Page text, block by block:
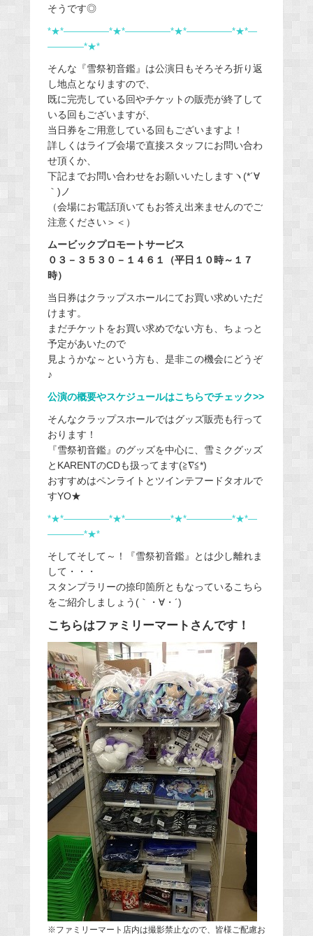
そうです◎
*★*―――――*★*―――――*★*―――――*★*―
――――*★*
そんな『雪祭初音鑑』は公演日もそろそろ折り返
し地点となりますので、
既に完売している回やチケットの販売が終了して
いる回もございますが、
当日券をご用意している回もございますよ！
詳しくはライブ会場で直接スタッフにお問い合わ
せ頂くか、
下記までお問い合わせをお願いいたしますヽ(*´∀
｀)ノ
（会場にお電話頂いてもお答え出来ませんのでご
注意ください＞＜）
ムービックプロモートサービス
０３－３５３０－１４６１（平日１０時～１７
時）
当日券はクラップスホールにてお買い求めいただ
けます。
まだチケットをお買い求めでない方も、ちょっと
予定があいたので
見ようかな～という方も、是非この機会にどうぞ
♪
公演の概要やスケジュールはこちらでチェック>>
そんなクラップスホールではグッズ販売も行って
おります！
『雪祭初音鑑』のグッズを中心に、雪ミクグッズ
とKARENTのCDも扱ってます(≧∇≦*)
おすすめはペンライトとツインテフードタオルで
すYO★
*★*―――――*★*―――――*★*―――――*★*―
――――*★*
そしてそして～！『雪祭初音鑑』とは少し離れま
して・・・
スタンプラリーの捺印箇所ともなっているこちら
をご紹介しましょう(｀・∀・´)
こちらはファミリーマートさんです！
※ファミリーマート店内は撮影禁止なので、皆様ご配慮お